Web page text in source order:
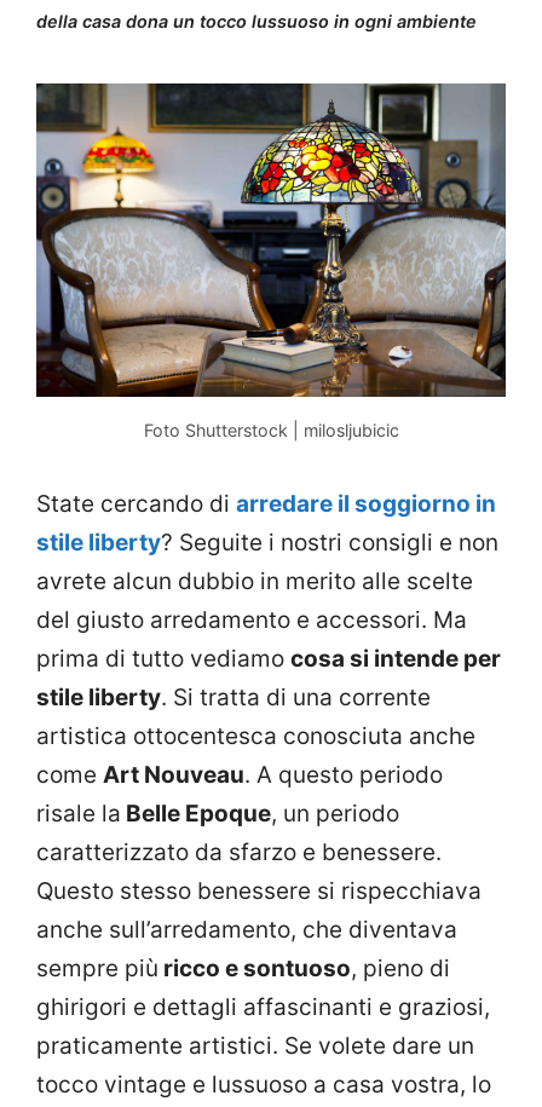
della casa dona un tocco lussuoso in ogni ambiente
Foto Shutterstock | milosljubicic
State cercando di arredare il soggiorno in
stile liberty? Seguite i nostri consigli e non
avrete alcun dubbio in merito alle scelte
del giusto arredamento e accessori. Ma
prima di tutto vediamo cosa si intende per
stile liberty. Si tratta di una corrente
artistica ottocentesca conosciuta anche
come Art Nouveau. A questo periodo
risale la Belle Epoque, un periodo
caratterizzato da sfarzo e benessere.
Questo stesso benessere si rispecchiava
anche sull’arredamento, che diventava
sempre più ricco e sontuoso, pieno di
ghirigori e dettagli affascinanti e graziosi,
praticamente artistici. Se volete dare un
tocco vintage e lussuoso a casa vostra, lo